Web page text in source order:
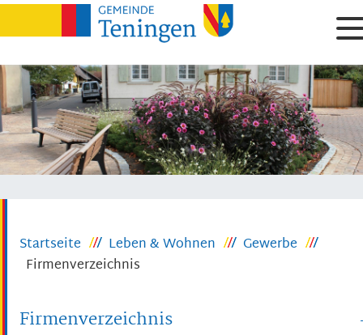
Startseite Leben & Wohnen
Gewerbe
Firmenverzeichnis
Firmenverzeichnis